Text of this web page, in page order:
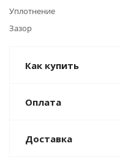
Уплотнение
Зазор
Как купить
Оплата
Доставка